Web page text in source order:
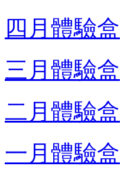
四月體驗盒
三月體驗盒
二月體驗盒
一月體驗盒